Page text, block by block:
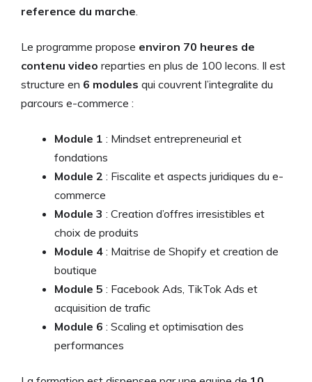
reference du marche
Le programme propose environ 70 heures de
contenu video reparties en plus de 100 lecons. Il est
structure en 6 modules qui couvrent l’integralite du
parcours e-commerce :
Module 1 : Mindset entrepreneurial et
fondations
Module 2 : Fiscalite et aspects juridiques du e-
commerce
Module 3 : Creation d’offres irresistibles et
choix de produits
Module 4 : Maitrise de Shopify et creation de
boutique
Module 5 : Facebook Ads, TikTok Ads et
acquisition de trafic
Module 6 : Scaling et optimisation des
performances